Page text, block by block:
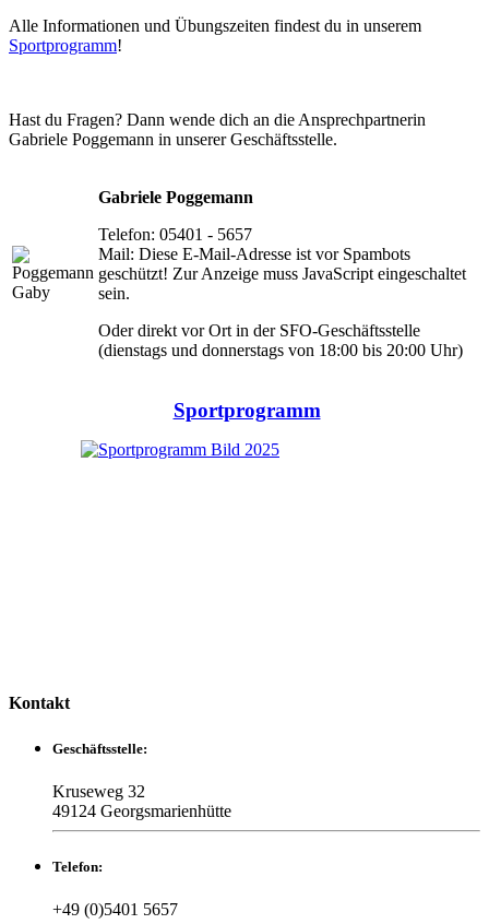
Alle Informationen und Übungszeiten findest du in unserem
Sportprogramm!
Hast du Fragen? Dann wende dich an die Ansprechpartnerin
Gabriele Poggemann in unserer Geschäftsstelle.
Gabriele Poggemann
Telefon: 05401 - 5657
Mail: Diese E-Mail-Adresse ist vor Spambots
geschützt! Zur Anzeige muss JavaScript eingeschaltet
sein.
Oder direkt vor Ort in der SFO-Geschäftsstelle
(dienstags und donnerstags von 18:00 bis 20:00 Uhr)
Sportprogramm
Kontakt
Geschäftsstelle:
Kruseweg 32
49124 Georgsmarienhütte
Telefon:
+49 (0)5401 5657